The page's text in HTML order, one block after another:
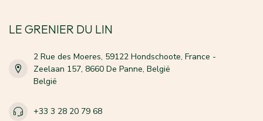
LE GRENIER DU LIN
2 Rue des Moeres, 59122 Hondschoote, France -
Zeelaan 157, 8660 De Panne, België
België
+33 3 28 20 79 68